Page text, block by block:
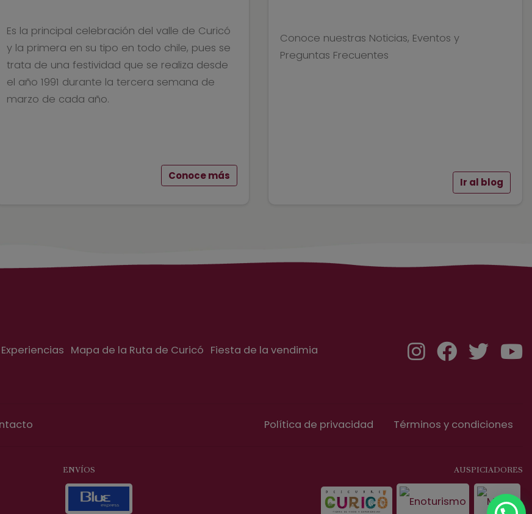
Es la principal celebración del valle de Curicó
y la primera en su tipo en todo chile, pues se
trata de una festividad que se realiza desde
el año 1991 durante la tercera semana de
marzo de cada año.
Conoce más
Conoce nuestras Noticias, Eventos y
Preguntas Frecuentes
Ir al blog
Experiencias Mapa de la Ruta de Curicó Fiesta de la vendimia
Política de privacidad Términos y condiciones
ENVÍOS AUSPICIADORES